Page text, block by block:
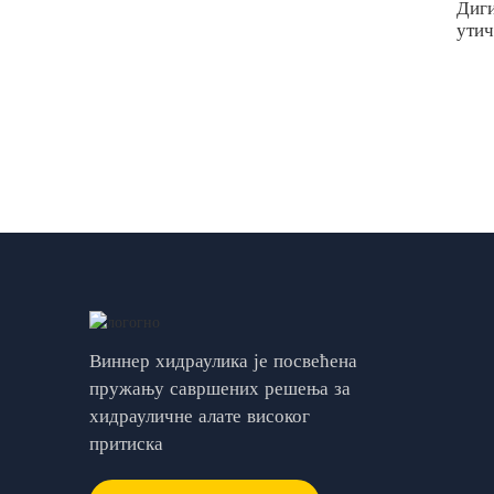
Виннер хидраулика је посвећена
пружању савршених решења за
хидрауличне алате високог
притиска